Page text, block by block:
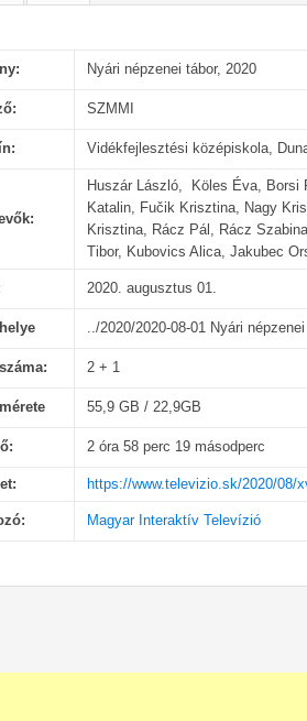
Nyári népzenei tábor, 2020
SZMMI
Vidékfejlesztési középiskola,
Huszár László, Köles Éva, Borsi
Katalin, Fučik Krisztina, Nagy
Krisztina, Rácz Pál, Rácz
Tibor, Kubovics Alica, Jakubec
2020. augusztus 01.
../2020/2020-08-01 Nyári
2 + 1
55,9 GB / 22,9GB
2 óra 58 perc 19 másodperc
https://www.televizio.sk/2020/08/
Magyar Interaktív Televízió